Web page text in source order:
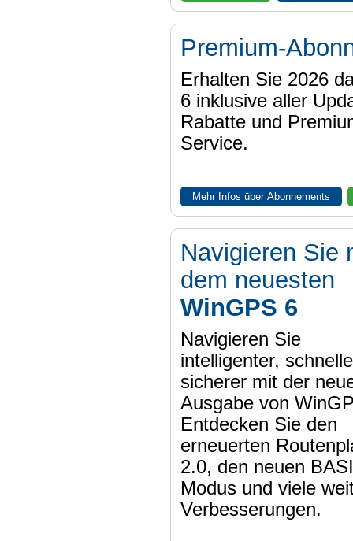
Premium-
Erhalten Sie 2026
6 inklusive aller
Rabatte und
Service.
Mehr Infos über Abonnements
Navigieren Sie
dem neuesten
WinGPS 6
Navigieren Sie
intelligenter,
sicherer mit der
Ausgabe von
Entdecken Sie den
erneuerten
2.0, den neuen
Modus und viele
Verbesserungen.